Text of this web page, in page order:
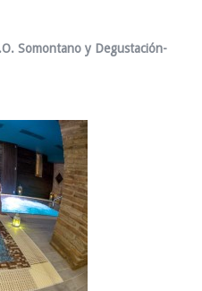
Somontano y Degustación-